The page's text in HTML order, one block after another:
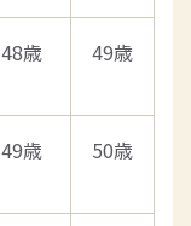
48歳 49歳
49歳 50歳